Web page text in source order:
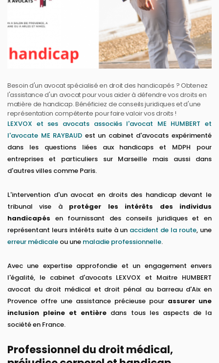
Besoin d'un avocat spécialisé en droit des handicapés ? Obtenez
l'assistance d'un avocat pour vous aider à défendre vos droits en
matière de handicap. Bénéficiez de conseils juridiques et d'une
représentation compétente pour faire valoir vos droits !
LEXVOX et ses avocats associés l'avocat ME HUMBERT et
l'avocate ME RAYBAUD est un cabinet d'avocats expérimenté
dans les questions liées aux handicaps et MDPH pour
entreprises et particuliers sur Marseille mais aussi dans
d'autres villes comme Paris.
L'intervention d'un avocat en droits des handicap devant le
tribunal vise à protéger les intérêts des individus
handicapés en fournissant des conseils juridiques et en
représentant leurs intérêts suite à un accident de la route, une
erreur médicale ou une maladie professionnelle.
Avec une expertise approfondie et un engagement envers
l'égalité, le cabinet d'avocats LEXVOX et Maitre HUMBERT
avocat du droit médical et droit pénal au barreau d'Aix en
Provence offre une assistance précieuse pour assurer une
inclusion pleine et entière dans tous les aspects de la
société en France.
Professionnel du droit médical,